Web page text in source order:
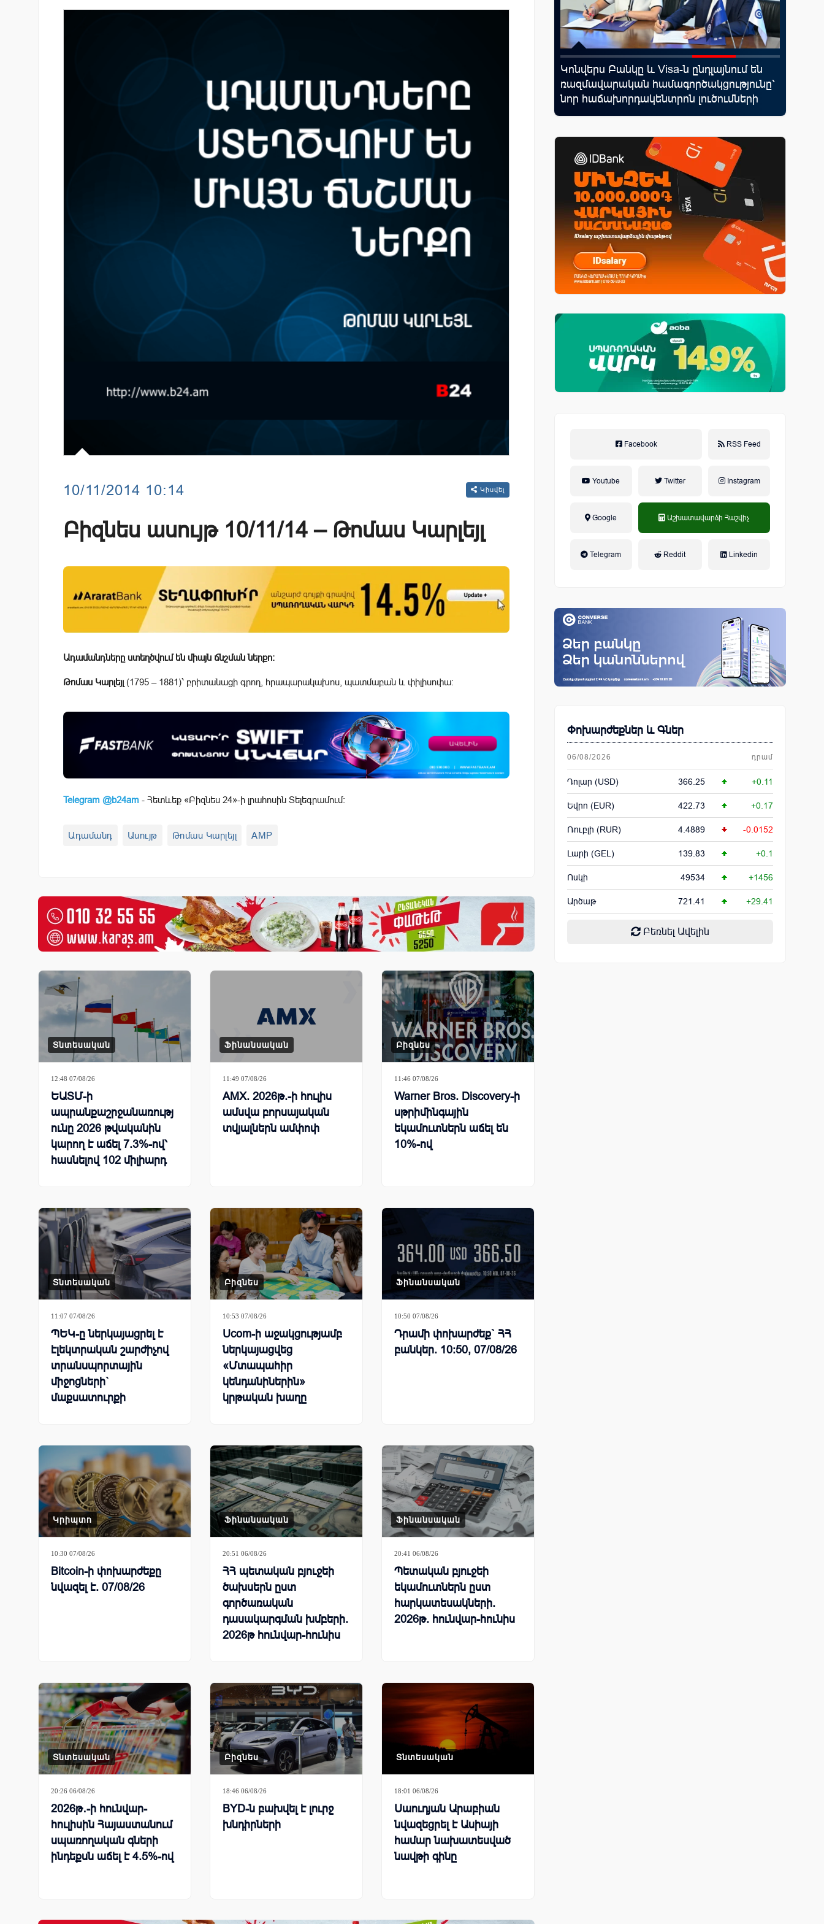
10/11/2014 10:14 Կիսվել
Բիզնես ասույթ 10/11/14 – Թոմաս Կարլեյլ
Ադամանդները ստեղծվում են միայն ճնշման ներքո:
Թոմաս Կարլեյլ (1795 – 1881)՝ բրիտանացի գրող, հրապարակախոս, պատմաբան և փիլիսոփա:
Telegram @b24am - Հետևեք «Բիզնես 24»-ի լրահոսին Տելեգրամում:
Ադամանդ Ասույթ Թոմաս Կարլեյլ AMP
Ucom-ի աջակցությամբ ներկայացվեց
«Մտապահիր կենդանիներին» կրթական
հեռանկարը փոխել է դրականի
Կոնվերս Բանկը և Visa-ն ընդլայնում են
ռազմավարական համագործակցությունը՝
նոր հաճախորդակենտրոն լուծումների
զարգացման նպատակով
Facebook RSS Feed
Youtube Twitter Instagram
Google Աշխատավարձի Հաշվիչ
Telegram Reddit Linkedin
Փոխարժեքներ և Գներ
06/08/2026 դրամ
Դոլար (USD) 366.25 +0.11
Եվրո (EUR) 422.73 +0.17
Ռուբլի (RUR) 4.4889 -0.0152
Լարի (GEL) 139.83 +0.1
Ոսկի 49534 +1456
Արծաթ 721.41 +29.41
Բեռնել Ավելին
Տնտեսական
12:48 07/08/26
ԵԱՏՄ-ի
ապրանքաշրջանառությ
ունը 2026 թվականին
կարող է աճել 7.3%-ով՝
հասնելով 102 միլիարդ
Ֆինանսական
11:49 07/08/26
AMX. 2026թ.-ի հուլիս
ամսվա բորսայական
տվյալներն ամփոփ
Բիզնես
11:46 07/08/26
Warner Bros. Discovery-ի
սթրիմինգային
եկամուտներն աճել են
10%-ով
Տնտեսական
11:07 07/08/26
ՊԵԿ-ը ներկայացրել է
էլեկտրական շարժիչով
տրանսպորտային
միջոցների`
մաքսատուրքի
ը ներառյալ
Բիզնես
10:53 07/08/26
Ucom-ի աջակցությամբ
ներկայացվեց
«Մտապահիր
կենդանիներին»
կրթական խաղը
Ֆինանսական
10:50 07/08/26
Դրամի փոխարժեք` ՀՀ
բանկեր. 10:50, 07/08/26
Կրիպտո
10:30 07/08/26
Bitcoin-ի փոխարժեքը
նվազել է. 07/08/26
Ֆինանսական
20:51 06/08/26
ՀՀ պետական բյուջեի
ծախսերն ըստ
գործառական
դասակարգման խմբերի.
2026թ հունվար-հունիս
Ֆինանսական
20:41 06/08/26
Պետական բյուջեի
եկամուտներն ըստ
հարկատեսակների.
2026թ. հունվար-հունիս
Տնտեսական
20:26 06/08/26
2026թ․-ի հունվար-
հուլիսին Հայաստանում
սպառողական գների
ինդեքսն աճել է 4.5%-ով
Բիզնես
18:46 06/08/26
BYD-ն բախվել է լուրջ
խնդիրների
Տնտեսական
18:01 06/08/26
Սաուդյան Արաբիան
նվազեցրել է Ասիայի
համար նախատեսված
նավթի գինը